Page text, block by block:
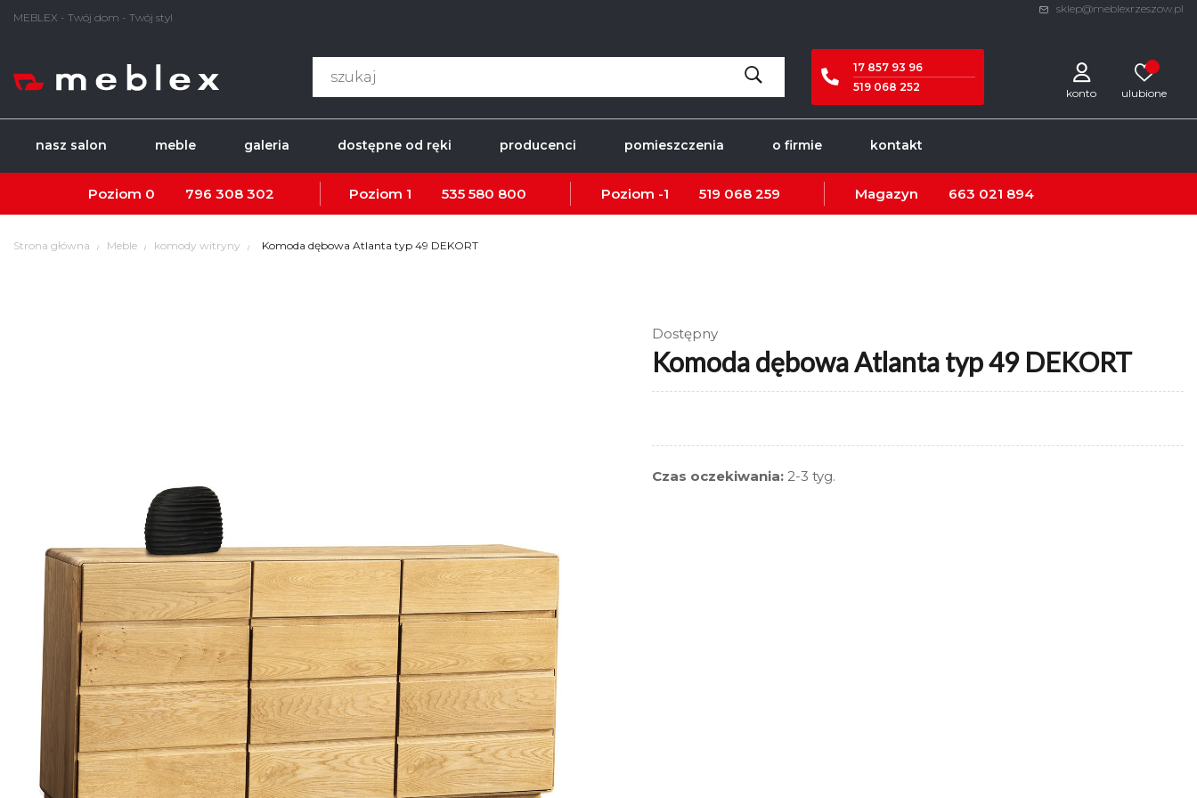
MEBLEX - Twój dom - Twój styl
sklep@meblexrzeszow.pl
17 857 93 96
519 068 252
konto
nasz salon meble galeria dostępne od ręki producenci pomieszczenia o firmie kontakt
Poziom 0 796 308 302 Poziom 1 535 580 800 Poziom -1 519 068 259 Magazyn 663 021 894
Strona główna Meble komody witryny Komoda dębowa Atlanta typ 49 DEKORT
Dostępny
Komoda dębowa Atlanta typ 49 DEKORT
Czas oczekiwania: 2-3 tyg.